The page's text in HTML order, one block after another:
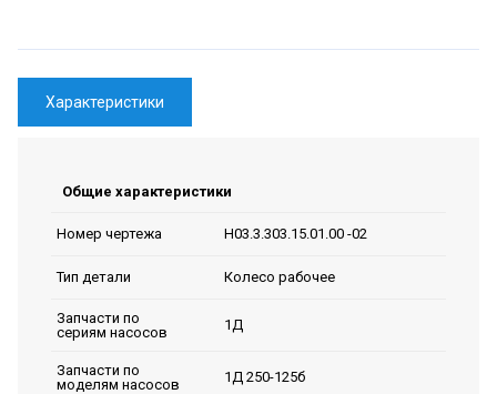
Характеристики
Общие характеристики
Номер чертежа Н03.3.303.15.01.00 -02
Тип детали Колесо рабочее
Запчасти по
сериям насосов
1Д
Запчасти по
моделям насосов
1Д 250-125б